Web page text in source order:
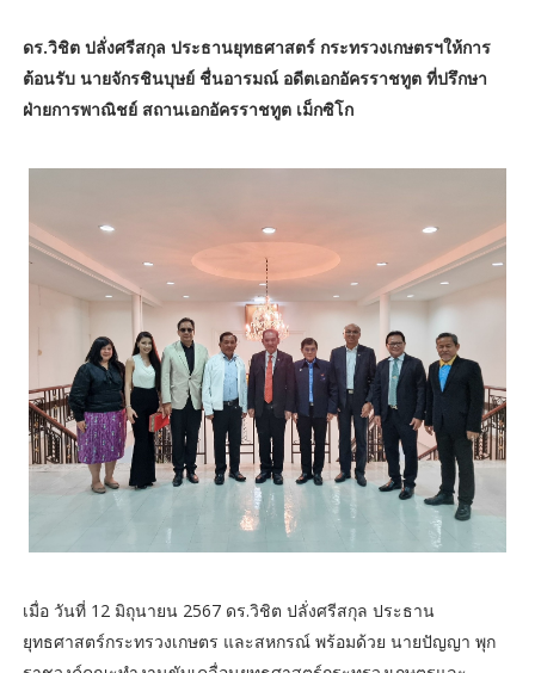
ดร.วิชิต ปลั่งศรีสกุล ประธานยุทธศาสตร์ กระทรวงเกษตรฯให้การ
ต้อนรับ นายจักรชินบุษย์ ชื่นอารมณ์ อดีตเอกอัครราชทูต ที่ปรึกษา
ฝ่ายการพาณิชย์ สถานเอกอัครราชทูต เม็กซิโก
เมื่อ วันที่ 12 มิถุนายน 2567 ดร.วิชิต ปลั่งศรีสกุล ประธาน
ยุทธศาสตร์กระทรวงเกษตร และสหกรณ์ พร้อมด้วย นายปัญญา พุก